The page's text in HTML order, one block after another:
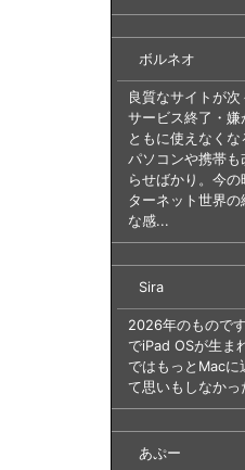
ボルネオ
良質なサイトが次
サービス終了・嫌
ともに使えなくな
パソコンや携帯も
らせばかり。今の
ターネット世界の
な感...
Sira
2026年のもので
でiPad OSが生ま
ではもっとMacに
て思いもしなか
あぷー